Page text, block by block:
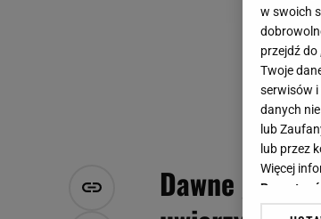
Dawne
w swoich
przejdź do
Twoje
serwisów i
danych
lub
lub przez
Więcej